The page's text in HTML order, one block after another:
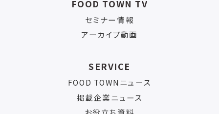
FOOD TOWN TV
セミナー情報
アーカイブ動画
SERVICE
FOOD TOWNニュース
掲載企業ニュース